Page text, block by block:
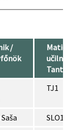
/
TJ1
SLO1